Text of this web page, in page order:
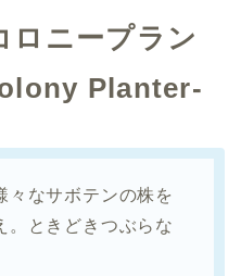
ロニープラン
Planter-
々なサボテンの株を
。ときどきつぶらな